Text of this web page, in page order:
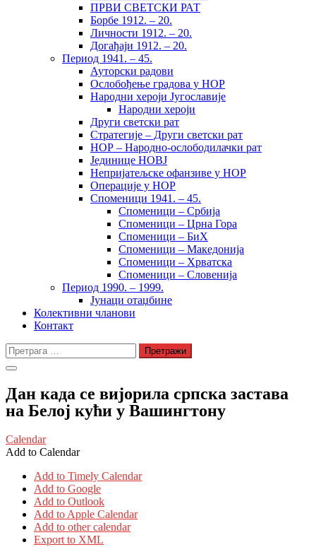
ПРВИ СВЕТСКИ РАТ
Борбе 1912. – 20.
Личности 1912. – 20.
Догађаји 1912. – 20.
Период 1941. – 45.
Ауторски радови
Ослобођење градова у НОР
Народни хероји Југославије
Народни хероји
Други светски рат
Стратегије – Други светски рат
НОР – Народно-ослободилачки рат
Јединице НОВЈ
Непријатељске офанзиве у НОР
Операције у НОР
Споменици 1941. – 45.
Споменици – Србија
Споменици – Црна Гора
Споменици – БиХ
Споменици – Македонија
Споменици – Хрватска
Споменици – Словенија
Период 1990. – 1999.
Јунаци отаџбине
Колективни чланови
Контакт
Претрага
за:
Дан када се вијорила српска застава
на Белој кући у Вашингтону
Calendar
Add to Calendar
Add to Timely Calendar
Add to Google
Add to Outlook
Add to Apple Calendar
Add to other calendar
Export to XML